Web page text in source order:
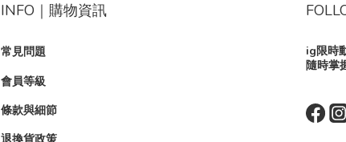
INFO｜購物資訊
常見問題
會員等級
條款與細節
ig限時
隨時掌